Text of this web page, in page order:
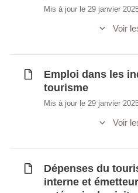
Mis à jour le 29 janvier
Voir
Emploi dans les
tourisme
Mis à jour le 29 janvier
Voir
Dépenses du
interne et